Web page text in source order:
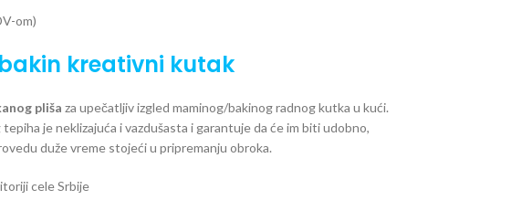
om)
kreativni kutak
pliša za upečatljiv izgled maminog/bakinog radnog kutka u kući.
tepiha je neklizajuća i vazdušasta i garantuje da će im biti udobno,
duže vreme stojeći u pripremanju obroka.
cele Srbije